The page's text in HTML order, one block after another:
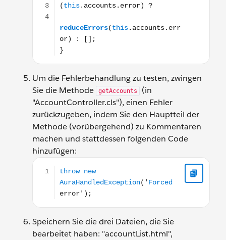
Um die Fehlerbehandlung zu testen, zwingen
Sie die Methode
getAccounts
(in
"AccountController.cls"), einen Fehler
zurückzugeben, indem Sie den Hauptteil der
Methode (vorübergehend) zu Kommentaren
machen und stattdessen folgenden Code
hinzufügen:
throw new AuraHandledException('Forced error');
Speichern Sie die drei Dateien, die Sie
bearbeitet haben: "accountList.html",